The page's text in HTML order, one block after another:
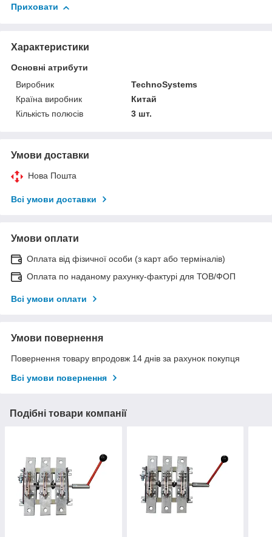
Приховати
Характеристики
Основні атрибути
Виробник
TechnoSystems
Країна виробник
Китай
Кількість полюсів
3 шт.
Умови доставки
Нова Пошта
Всі умови доставки
Умови оплати
Оплата від фізичної особи (з карт або терміналів)
Оплата по наданому рахунку-фактурі для ТОВ/ФОП
Всі умови оплати
Умови повернення
Повернення товару впродовж 14 днів за рахунок покупця
Всі умови повернення
Подібні товари компанії